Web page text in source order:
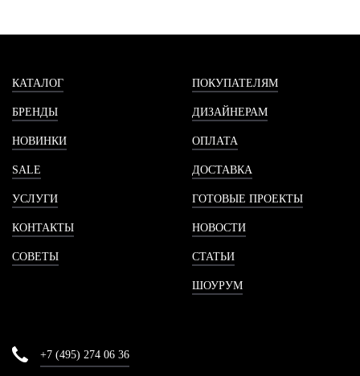
КАТАЛОГ
БРЕНДЫ
НОВИНКИ
SALE
УСЛУГИ
КОНТАКТЫ
СОВЕТЫ
ПОКУПАТЕЛЯМ
ДИЗАЙНЕРАМ
ОПЛАТА
ДОСТАВКА
ГОТОВЫЕ ПРОЕКТЫ
НОВОСТИ
СТАТЬИ
ШОУРУМ
+7 (495) 274 06 36